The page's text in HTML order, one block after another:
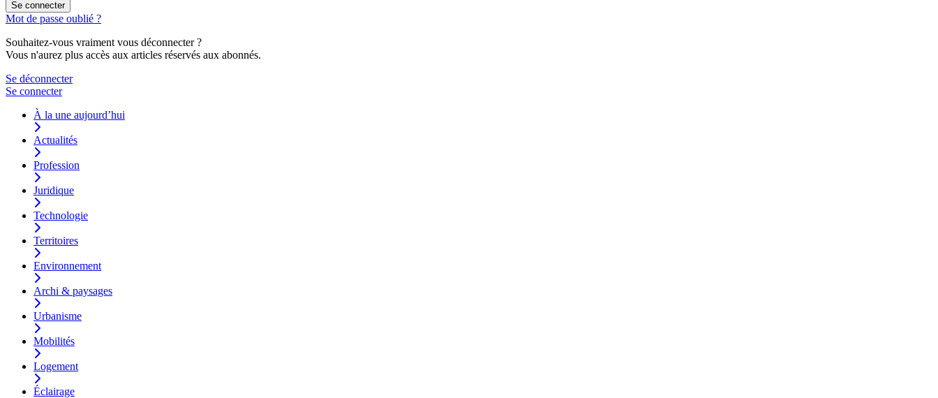
Se connecter
Mot de passe oublié ?
Souhaitez-vous vraiment vous déconnecter ?
Vous n'aurez plus accès aux articles réservés aux abonnés.
Se déconnecter
Se connecter
À la une aujourd’hui
Actualités
Profession
Juridique
Technologie
Territoires
Environnement
Archi & paysages
Urbanisme
Mobilités
Logement
Éclairage